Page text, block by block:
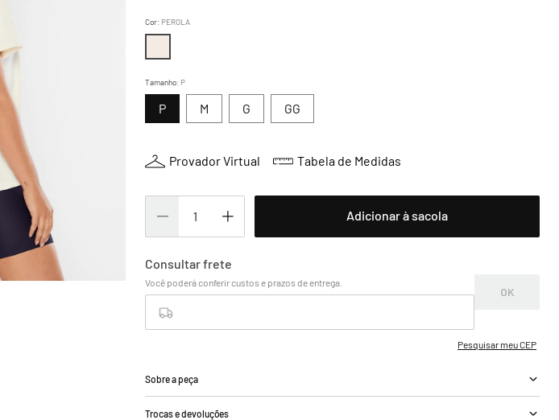
Tamanho: P
G GG
M
P
Cor: PEROLA
Provador Virtual Tabela de Medidas
Adicionar à sacola
Sobre a peça
Trocas e devoluções